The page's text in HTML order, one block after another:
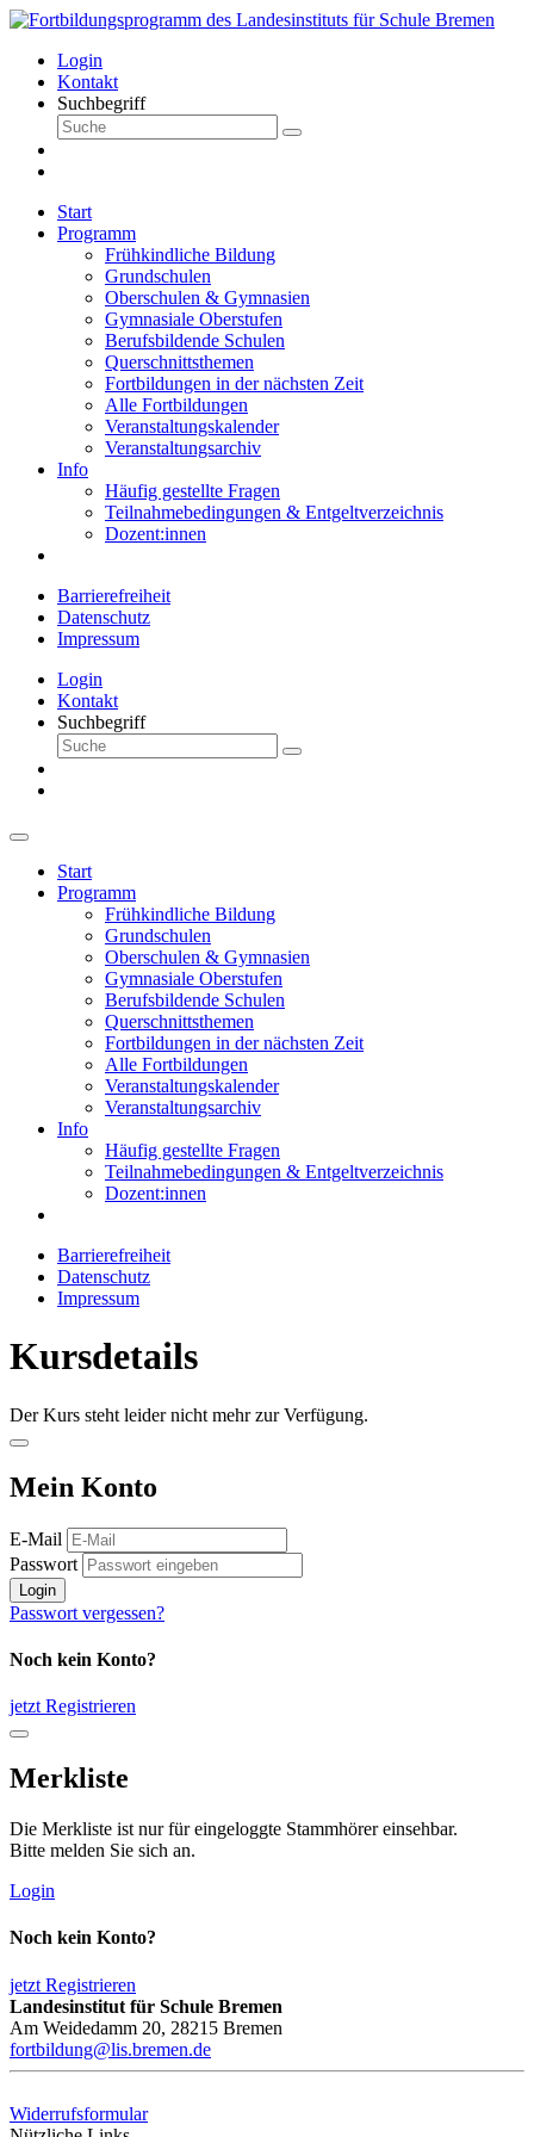
Login
Kontakt
Suchbegriff
Start
Programm
Frühkindliche Bildung
Grundschulen
Oberschulen & Gymnasien
Gymnasiale Oberstufen
Berufsbildende Schulen
Querschnittsthemen
Fortbildungen in der nächsten Zeit
Alle Fortbildungen
Veranstaltungskalender
Veranstaltungsarchiv
Info
Häufig gestellte Fragen
Teilnahmebedingungen & Entgeltverzeichnis
Dozent:innen
Barrierefreiheit
Datenschutz
Impressum
Login
Kontakt
Suchbegriff
Start
Programm
Frühkindliche Bildung
Grundschulen
Oberschulen & Gymnasien
Gymnasiale Oberstufen
Berufsbildende Schulen
Querschnittsthemen
Fortbildungen in der nächsten Zeit
Alle Fortbildungen
Veranstaltungskalender
Veranstaltungsarchiv
Info
Häufig gestellte Fragen
Teilnahmebedingungen & Entgeltverzeichnis
Dozent:innen
Barrierefreiheit
Datenschutz
Impressum
Kursdetails
Der Kurs steht leider nicht mehr zur Verfügung.
Mein Konto
E-Mail
Passwort
Login
Passwort vergessen?
Noch kein Konto?
jetzt Registrieren
Merkliste
Die Merkliste ist nur für eingeloggte Stammhörer einsehbar.
Bitte melden Sie sich an.
Login
Noch kein Konto?
jetzt Registrieren
Landesinstitut für Schule Bremen
Am Weidedamm 20, 28215 Bremen
fortbildung@lis.bremen.de
Widerrufsformular